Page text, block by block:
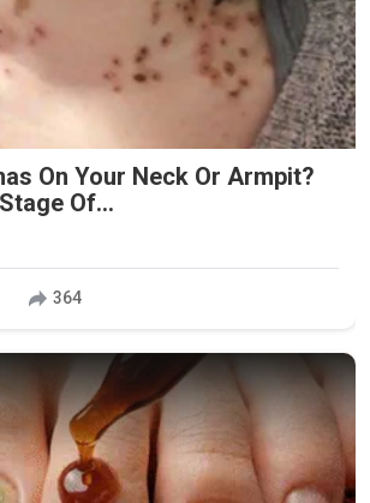
On Your Neck Or Armpit?
Of...
364